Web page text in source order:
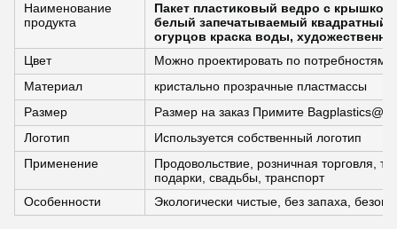
Наименование
продукта
Пакет пластиковый ведро с
белый запечатываемый квадратный
огурцов краска воды,
Цвет
Можно проектировать по потребностям
Материал
кристально прозрачные пластмассы
Размер
Размер на заказ Примите
Логотип
Используется собственный логотип
Применение
Продовольствие, розничная торговля,
подарки, свадьбы, транспорт
Особенности
Экологически чистые, без запаха,